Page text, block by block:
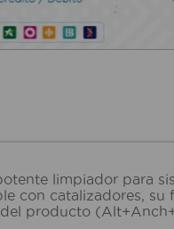
limpiador para
con catalizadores, su
producto